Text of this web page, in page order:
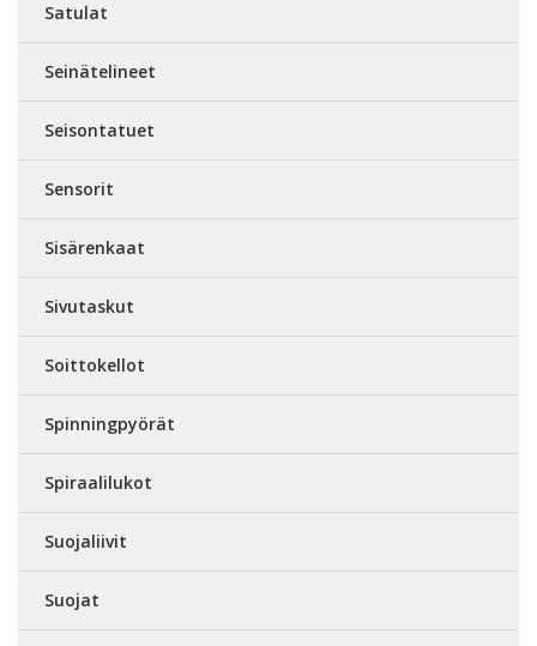
Satulat
Seinätelineet
Seisontatuet
Sensorit
Sisärenkaat
Sivutaskut
Soittokellot
Spinningpyörät
Spiraalilukot
Suojaliivit
Suojat